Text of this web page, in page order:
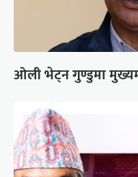
ओली भेट्न गुण्डुमा